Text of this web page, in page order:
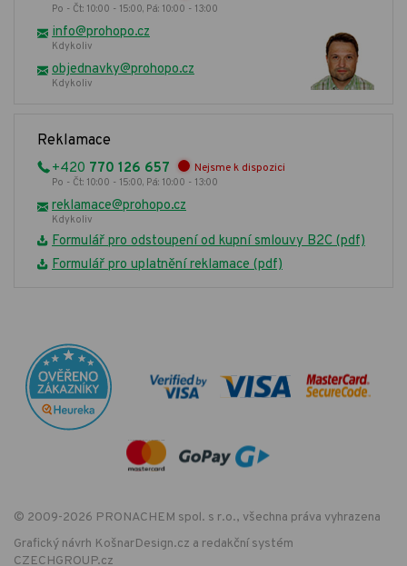
Po - Čt: 10:00 - 15:00, Pá: 10:00 - 13:00
info@prohopo.cz
Kdykoliv
objednavky@prohopo.cz
Kdykoliv
Reklamace
+420 770 126 657 Nejsme k dispozici
Po - Čt: 10:00 - 15:00, Pá: 10:00 - 13:00
reklamace@prohopo.cz
Kdykoliv
Formulář pro odstoupení od kupní smlouvy B2C (pdf)
Formulář pro uplatnění reklamace (pdf)
© 2009-2026 PRONACHEM spol. s r.o., všechna práva vyhrazena
Grafický návrh KošnarDesign.cz a redakční systém
CZECHGROUP.cz